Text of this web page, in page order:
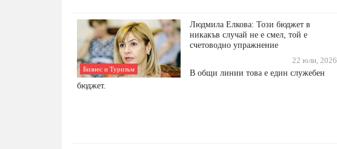
Бизнес и Туризъм
Людмила Елкова: Този бюджет в
никакъв случай не е смел, той е
счетоводно упражнение
22 юли, 2026
В общи линии това е един служебен
бюджет.